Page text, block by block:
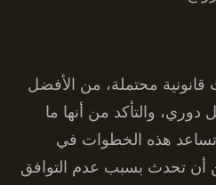
محتملة، من الأفضل
دوري، والتأكد من أنها ما
هذه الخطوات في
أن تحدث بسبب عدم التوافق